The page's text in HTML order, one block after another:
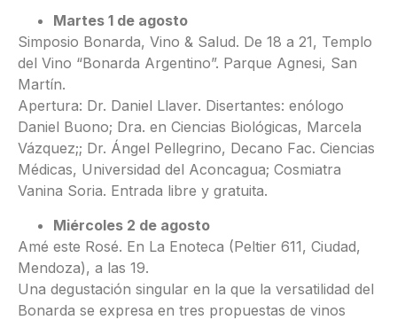
Martes 1 de agosto
Simposio Bonarda, Vino & Salud. De 18 a 21, Templo
del Vino “Bonarda Argentino”. Parque Agnesi, San
Martín.
Apertura: Dr. Daniel Llaver. Disertantes: enólogo
Daniel Buono; Dra. en Ciencias Biológicas, Marcela
Vázquez;; Dr. Ángel Pellegrino, Decano Fac. Ciencias
Médicas, Universidad del Aconcagua; Cosmiatra
Vanina Soria. Entrada libre y gratuita.
Miércoles 2 de agosto
Amé este Rosé. En La Enoteca (Peltier 611, Ciudad,
Mendoza), a las 19.
Una degustación singular en la que la versatilidad del
Bonarda se expresa en tres propuestas de vinos